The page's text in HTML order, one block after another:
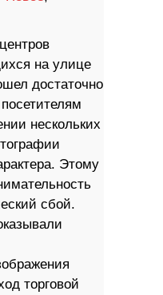
на улице
достаточно
нескольких
Этому
сбой.
торговой